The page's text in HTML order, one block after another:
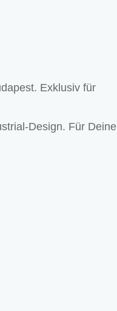
Exklusiv für
Design. Für Deine